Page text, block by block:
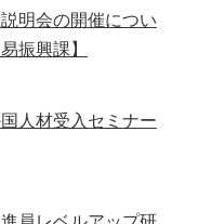
明会の開催につい
振興課】
人材受入セミナー